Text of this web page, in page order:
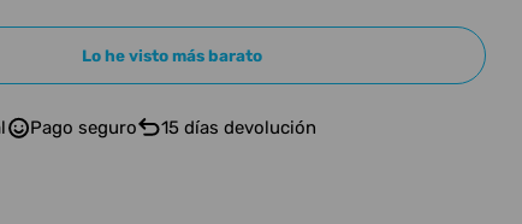
Lo he visto más barato
Pago seguro 15 días devolución